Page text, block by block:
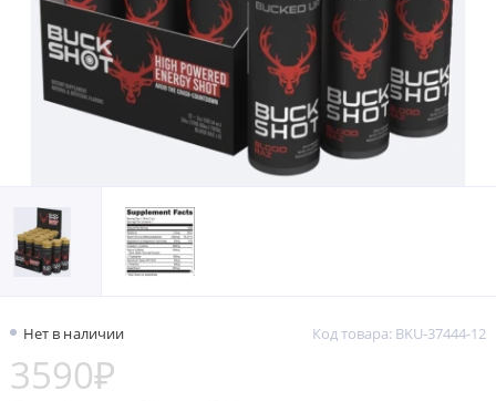
Нет в наличии Код товара: BKU-37444-12
3590₽